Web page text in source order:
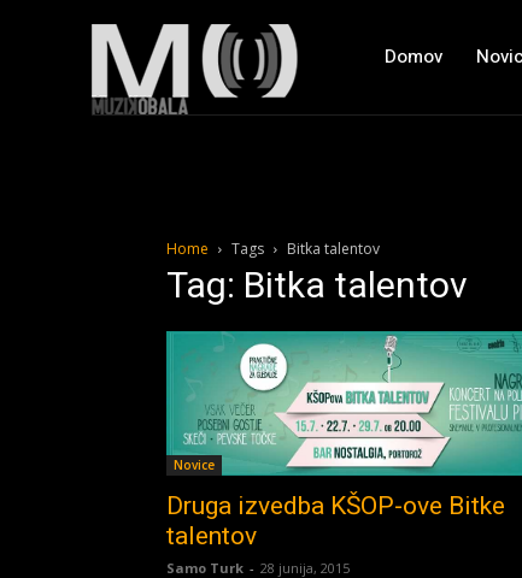
Domov
Home Tags Bitka talentov
Tag: Bitka talentov
Novice
Druga izvedba KŠOP-ove Bitke
talentov
Samo Turk - 28 junija, 2015